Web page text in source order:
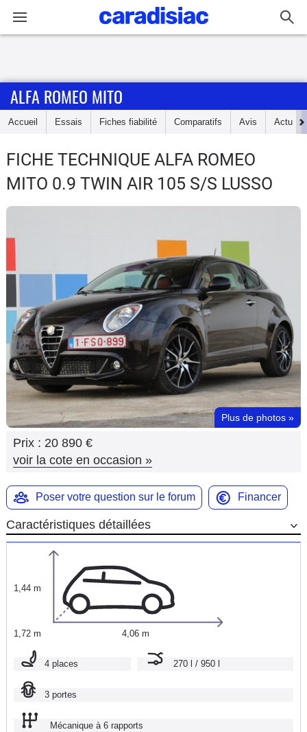
Accueil
Essais
Guide
Electriques
Utilitaires
Flottes
Auto
Services
Forum
Moto
Marques
ALFA ROMEO MITO
Accueil Essais Fiches fiabilité Comparatifs Avis Actu
FICHE TECHNIQUE ALFA ROMEO
MITO 0.9 TWIN AIR 105 S/S LUSSO
Plus de photos »
Prix : 20 890 €
voir la cote en occasion »
Poser votre question sur le forum Financer
Caractéristiques détaillées
1,44 m
1,72 m 4,06 m
4 places 270 l / 950 l
3 portes
Mécanique à 6 rapports